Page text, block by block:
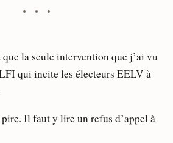
la seule intervention que j’ai vu
qui incite les électeurs EELV à
pire. Il faut y lire un refus d’appel à